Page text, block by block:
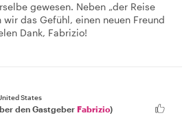
gewesen. Neben „der Reise
wir das Gefühl, einen neuen Freund
Dank, Fabrizio!
States
den Gastgeber Fabrizio)